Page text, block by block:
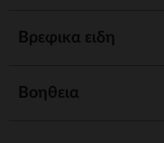
Βρεφικα ειδη
Βοηθεια